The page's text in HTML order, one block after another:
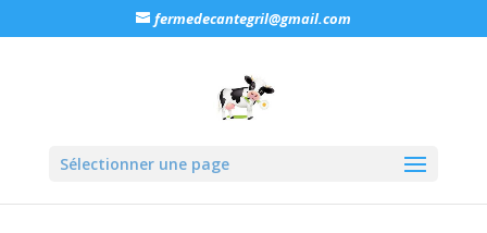
fermedecantegril@gmail.com
Sélectionner une page